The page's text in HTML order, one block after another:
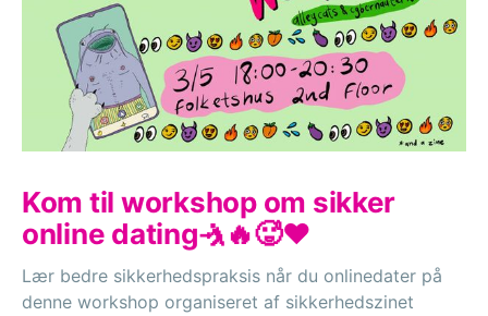
Kom til workshop om sikker
online dating🤺🔥🥵❤️
Lær bedre sikkerhedspraksis når du onlinedater på
denne workshop organiseret af sikkerhedszinet